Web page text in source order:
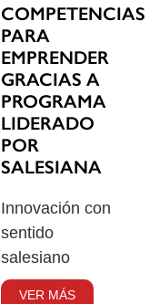
COMPETENCIAS
PARA
EMPRENDER
GRACIAS A
PROGRAMA
LIDERADO
POR
SALESIANA
Innovación con
sentido
salesiano
VER MÁS